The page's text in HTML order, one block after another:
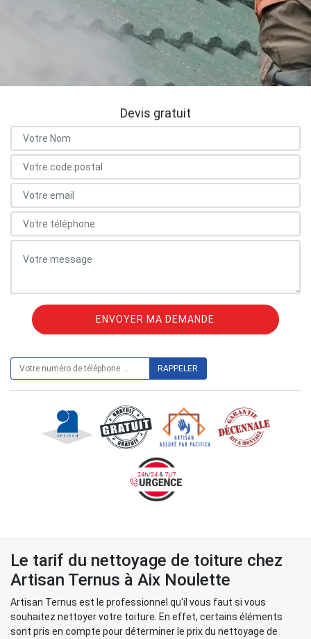
Devis gratuit
Le tarif du nettoyage de toiture chez
Artisan Ternus à Aix Noulette
Artisan Ternus est le professionnel qu'il vous faut si vous
souhaitez nettoyer votre toiture. En effet, certains éléments
sont pris en compte pour déterminer le prix du nettoyage de